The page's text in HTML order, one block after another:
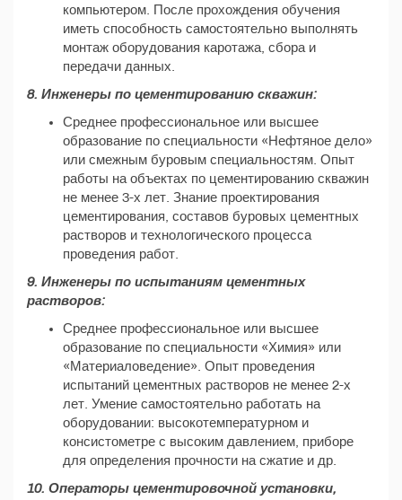
компьютером. После прохождения обучения
иметь способность самостоятельно выполнять
монтаж оборудования каротажа, сбора и
передачи данных.
8. Инженеры по цементированию скважин:
Среднее профессиональное или высшее
образование по специальности «Нефтяное дело»
или смежным буровым специальностям. Опыт
работы на объектах по цементированию скважин
не менее 3-х лет. Знание проектирования
цементирования, составов буровых цементных
растворов и технологического процесса
проведения работ.
9. Инженеры по испытаниям цементных
растворов:
Среднее профессиональное или высшее
образование по специальности «Химия» или
«Материаловедение». Опыт проведения
испытаний цементных растворов не менее 2-х
лет. Умение самостоятельно работать на
оборудовании: высокотемпературном и
консистометре с высоким давлением, приборе
для определения прочности на сжатие и др.
10. Операторы цементировочной установки,